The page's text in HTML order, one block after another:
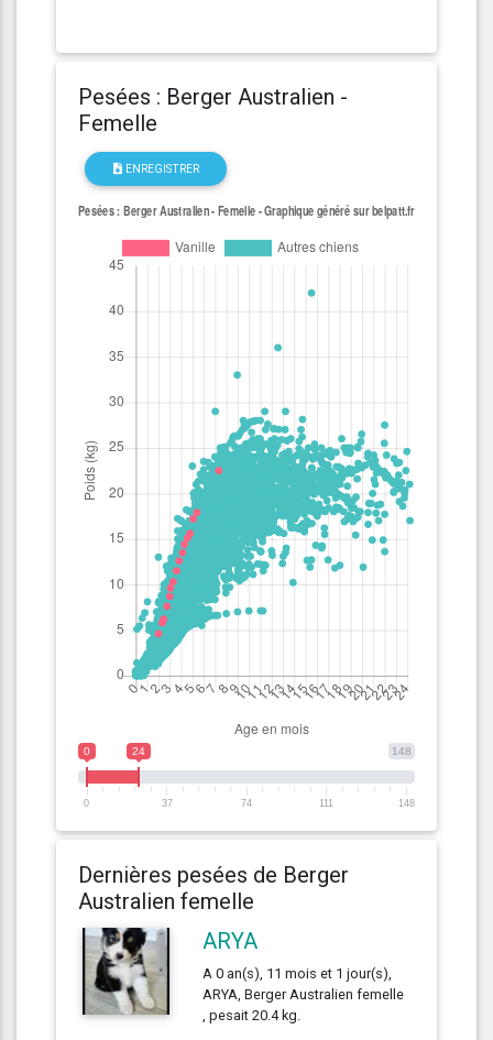
Pesées : Berger Australien -
Femelle
ENREGISTRER
148
0 24
0 37 74 111 148
Dernières pesées de Berger
Australien femelle
ARYA
A 0 an(s), 11 mois et 1 jour(s),
ARYA, Berger Australien femelle
, pesait 20.4 kg.